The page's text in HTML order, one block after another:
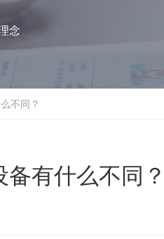
立轴冲击式破碎机
池
电缆
发床垫
江苏地区
北京某再
江西大件
浙江工业
广东移动
念
不同？
有什么不同？